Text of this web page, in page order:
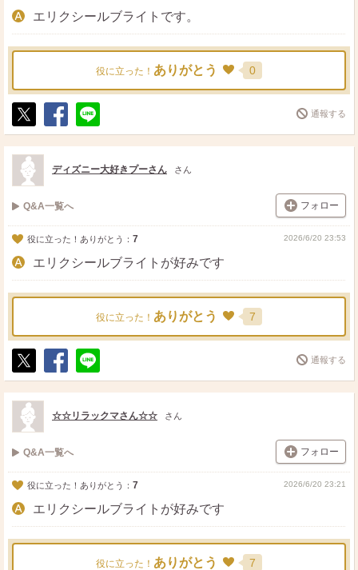
エリクシールブライトです。
役に立った！ ありがとう 0
ポ
ス
ト
シ
ェ
送
る
通報する
ディズニー大好きプーさん さん
Q&A一覧へ フォロー
役に立った！ありがとう： 7 2026/6/20 23:53
エリクシールブライトが好みです
役に立った！ ありがとう 7
ポ
ス
ト
シ
ェ
送
る
通報する
☆☆リラックマさん☆☆ さん
Q&A一覧へ フォロー
役に立った！ありがとう： 7 2026/6/20 23:21
エリクシールブライトが好みです
役に立った！ ありがとう 7